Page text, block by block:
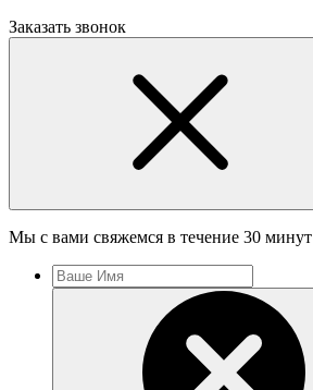
Заказать звонок
Мы с вами свяжемся в течение 30 минут